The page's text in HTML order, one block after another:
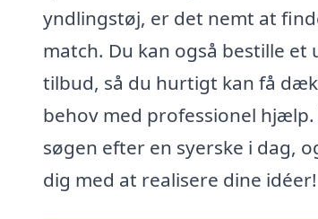
yndlingstøj, er det nemt at
match. Du kan også bestille
tilbud, så du hurtigt kan få
behov med professionel
søgen efter en syerske i dag,
dig med at realisere dine idéer!